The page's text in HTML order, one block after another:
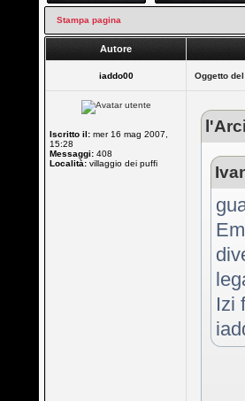
Stampa pagina
Autore
iaddo00 Oggetto
Iscritto il: mer 16 mag 2007,
15:28
Messaggi: 408
Località: villaggio dei puffi
Izi